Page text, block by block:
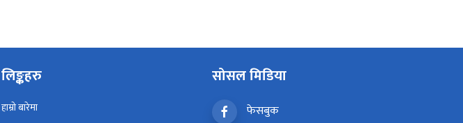
लिङ्कहरु
हाम्रो बारेमा
सोसल मिडिया
फेसबुक